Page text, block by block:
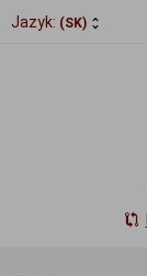
Jazyk: (SK)